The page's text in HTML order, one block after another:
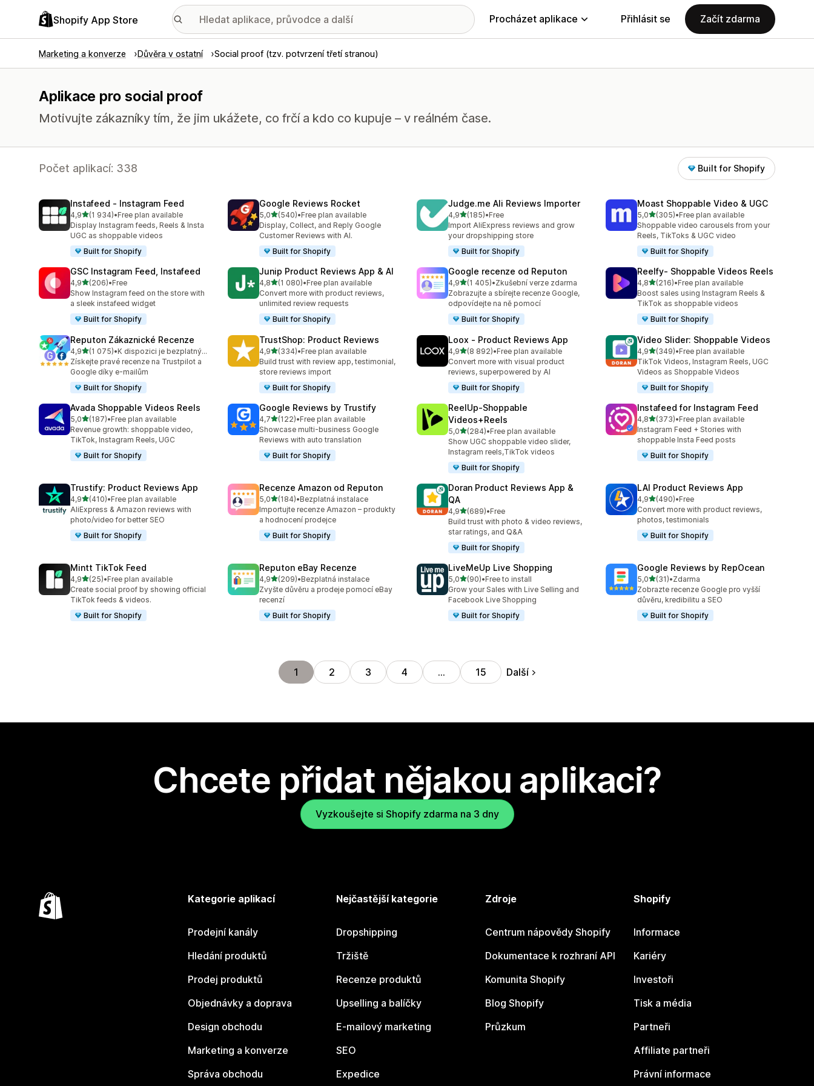
Shopify App Store Procházet aplikace Přihlásit se Začít zdarma
Marketing a konverze Důvěra v ostatní Social proof (tzv. potvrzení třetí stranou)
Aplikace pro social proof
Motivujte zákazníky tím, že jim ukážete, co frčí a kdo co kupuje – v reálném čase.
Počet aplikací: 338 Built for Shopify
Instafeed ‑ Instagram Feed
4,9z 5 hvězd
(1 934)
Celkový počet recenzí: 1934
•Free plan available
Display Instagram feeds, Reels & Insta
UGC as shoppable videos
Built for Shopify
Google Reviews Rocket
5,0z 5 hvězd
(540)
Celkový počet recenzí: 540
•Free plan available
Display, Collect, and Reply Google
Customer Reviews with AI.
Built for Shopify
Judge.me Ali Reviews Importer
4,9z 5 hvězd
(185)
Celkový počet recenzí: 185
•Free
Import AliExpress reviews and grow
your dropshipping store
Built for Shopify
Moast Shoppable Video & UGC
5,0z 5 hvězd
(305)
Celkový počet recenzí: 305
•Free plan available
Shoppable video carousels from your
Reels, TikToks & UGC video
Built for Shopify
GSC Instagram Feed, Instafeed
4,9z 5 hvězd
(206)
Celkový počet recenzí: 206
•Free
Show Instagram feed on the store with
a sleek instafeed widget
Built for Shopify
Junip Product Reviews App & AI
4,8z 5 hvězd
(1 080)
Celkový počet recenzí: 1080
•Free plan available
Convert more with product reviews,
unlimited review requests
Built for Shopify
Google recenze od Reputon
4,9z 5 hvězd
(1 405)
Celkový počet recenzí: 1405
•Zkušební verze zdarma
Zobrazujte a sbírejte recenze Google,
odpovídejte na ně pomocí
Built for Shopify
Reelfy‑ Shoppable Videos Reels
4,8z 5 hvězd
(216)
Celkový počet recenzí: 216
•Free plan available
Boost sales using Instagram Reels &
TikTok as shoppable videos
Built for Shopify
Reputon Zákaznické Recenze
4,9z 5 hvězd
(1 075)
Celkový počet recenzí: 1075
•
K dispozici je bezplatný plán
Získejte pravé recenze na Trustpilot a
Google díky e-mailům
Built for Shopify
TrustShop: Product Reviews
4,9z 5 hvězd
(334)
Celkový počet recenzí: 334
•Free plan available
Build trust with review app, testimonial,
store reviews import
Built for Shopify
Loox ‑ Product Reviews App
4,9z 5 hvězd
(8 892)
Celkový počet recenzí: 8892
•Free plan available
Convert more with visual product
reviews, superpowered by AI
Built for Shopify
Video Slider: Shoppable Videos
4,9z 5 hvězd
(349)
Celkový počet recenzí: 349
•Free plan available
TikTok Videos, Instagram Reels, UGC
Videos as Shoppable Videos
Built for Shopify
Avada Shoppable Videos Reels
5,0z 5 hvězd
(187)
Celkový počet recenzí: 187
•Free plan available
Revenue growth: shoppable video,
TikTok, Instagram Reels, UGC
Built for Shopify
Google Reviews by Trustify
4,7z 5 hvězd
(122)
Celkový počet recenzí: 122
•Free plan available
Showcase multi-business Google
Reviews with auto translation
Built for Shopify
ReelUp‑Shoppable
Videos+Reels
5,0z 5 hvězd
(284)
Celkový počet recenzí: 284
•Free plan available
Show UGC shoppable video slider,
Instagram reels,TikTok videos
Built for Shopify
Instafeed for Instagram Feed
4,8z 5 hvězd
(373)
Celkový počet recenzí: 373
•Free plan available
Instagram Feed + Stories with
shoppable Insta Feed posts
Built for Shopify
Trustify: Product Reviews App
4,9z 5 hvězd
(410)
Celkový počet recenzí: 410
•Free plan available
AliExpress & Amazon reviews with
photo/video for better SEO
Built for Shopify
Recenze Amazon od Reputon
5,0z 5 hvězd
(184)
Celkový počet recenzí: 184
•Bezplatná instalace
Importujte recenze Amazon – produkty
a hodnocení prodejce
Built for Shopify
Doran Product Reviews App &
QA
4,9z 5 hvězd
(689)
Celkový počet recenzí: 689
•Free
Build trust with photo & video reviews,
star ratings, and Q&A
Built for Shopify
LAI Product Reviews App
4,9z 5 hvězd
(490)
Celkový počet recenzí: 490
•Free
Convert more with product reviews,
photos, testimonials
Built for Shopify
Mintt TikTok Feed
4,9z 5 hvězd
(25)
Celkový počet recenzí: 25
•Free plan available
Create social proof by showing official
TikTok feeds & videos.
Built for Shopify
Reputon eBay Recenze
4,9z 5 hvězd
(209)
Celkový počet recenzí: 209
•Bezplatná instalace
Zvyšte důvěru a prodeje pomocí eBay
recenzí
Built for Shopify
LiveMeUp Live Shopping
5,0z 5 hvězd
(90)
Celkový počet recenzí: 90
•Free to install
Grow your Sales with Live Selling and
Facebook Live Shopping
Built for Shopify
Google Reviews by RepOcean
5,0z 5 hvězd
(31)
Celkový počet recenzí: 31
•Zdarma
Zobrazte recenze Google pro vyšší
důvěru, kredibilitu a SEO
Built for Shopify
1 2 3 4 … 15 Další
Chcete přidat nějakou aplikaci?
Vyzkoušejte si Shopify zdarma na 3 dny
Kategorie aplikací
Prodejní kanály
Hledání produktů
Prodej produktů
Objednávky a doprava
Design obchodu
Marketing a konverze
Správa obchodu
Nejčastější kategorie
Dropshipping
Tržiště
Recenze produktů
Upselling a balíčky
E-mailový marketing
SEO
Expedice
Zdroje
Centrum nápovědy Shopify
Dokumentace k rozhraní API
Komunita Shopify
Blog Shopify
Průzkum
Shopify
Informace
Kariéry
Investoři
Tisk a média
Partneři
Affiliate partneři
Právní informace